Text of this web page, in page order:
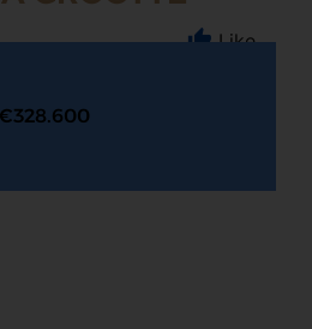
Like
€328.600